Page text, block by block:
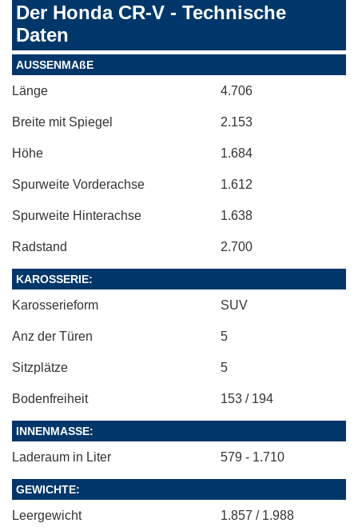
Der Honda CR-V - Technische
Daten
AUSSENMAßE
Länge 4.706
Breite mit Spiegel 2.153
Höhe 1.684
Spurweite Vorderachse 1.612
Spurweite Hinterachse 1.638
Radstand 2.700
KAROSSERIE:
Karosserieform SUV
Anz der Türen 5
Sitzplätze 5
Bodenfreiheit 153 / 194
INNENMASSE:
Laderaum in Liter 579 - 1.710
GEWICHTE:
Leergewicht 1.857 / 1.988